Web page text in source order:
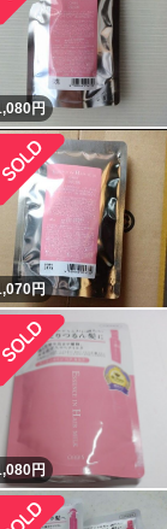
円
円
円